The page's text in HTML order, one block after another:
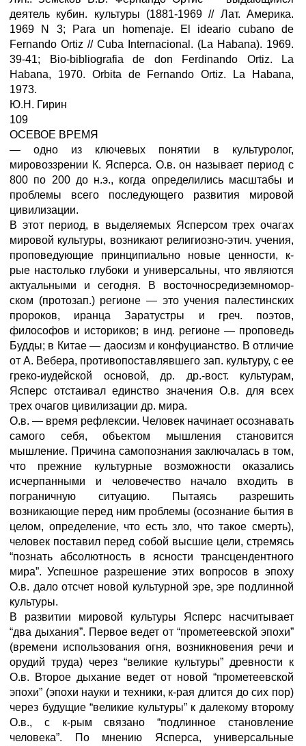
деятель кубин. культуры (1881-1969 // Лат. Америка.
1969 N 3; Para un homenaje. El ideario cubano de
Fernando Ortiz // Cuba Internacional. (La Habana). 1969.
39-41; Bio-bibliografia de don Ferdinando Ortiz. La
Habana, 1970. Orbita de Fernando Ortiz. La Habana,
1973.
Ю.Н. Гирин
109
ОСЕВОЕ ВРЕМЯ
— одно из ключевых понятии в культуролог,
мировоззрении К. Ясперса. О.в. он называет период с
800 по 200 до н.э., когда определились масштабы и
проблемы всего последующего развития мировой
цивилизации.
В этот период, в выделяемых Ясперсом трех очагах
мировой культуры, возникают религиозно-этич. учения,
проповедующие принципиально новые ценности, к-
рые настолько глубоки и универсальны, что являются
актуальными и сегодня. В восточносредиземномор-
ском (протозап.) регионе — это учения палестинских
пророков, иранца Заратустры и греч. поэтов,
философов и историков; в инд. регионе — проповедь
Будды; в Китае — даосизм и конфуцианство. В отличие
от А. Вебера, противопоставлявшего зап. культуру, с ее
греко-иудейской основой, др. др.-вост. культурам,
Ясперс отстаивал единство значения О.в. для всех
трех очагов цивилизации др. мира.
О.в. — время рефлексии. Человек начинает осознавать
самого себя, объектом мышления становится
мышление. Причина самопознания заключалась в том,
что прежние культурные возможности оказались
исчерпанными и человечество начало входить в
пограничную ситуацию. Пытаясь разрешить
возникающие перед ним проблемы (осознание бытия в
целом, определение, что есть зло, что такое смерть),
человек поставил перед собой высшие цели, стремясь
“познать абсолютность в ясности трансцендентного
мира”. Успешное разрешение этих вопросов в эпоху
О.в. дало отсчет новой культурной эре, эре подлинной
культуры.
В развитии мировой культуры Ясперс насчитывает
“два дыхания”. Первое ведет от “прометеевской эпохи”
(времени использования огня, возникновения речи и
орудий труда) через “великие культуры” древности к
О.в. Второе дыхание ведет от новой “прометеевской
эпохи” (эпохи науки и техники, к-рая длится до сих пор)
через будущие “великие культуры” к далекому второму
О.в., с к-рым связано “подлинное становление
человека”. По мнению Ясперса, универсальные